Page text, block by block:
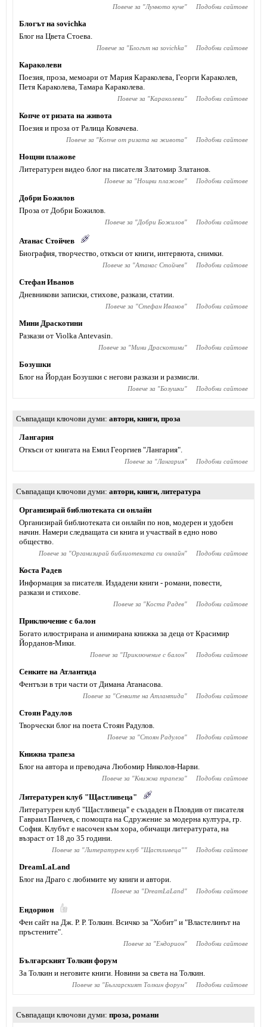
Повече за "Лунното куче" Подобни сайтове
Блогът на sovichka
Блог на Цвета Стоева.
Повече за "Блогът на sovichka" Подобни сайтове
Караколеви
Поезия, проза, мемоари от Мария Караколева, Георги Караколев,
Петя Караколева, Тамара Караколева.
Повече за "Караколеви" Подобни сайтове
Копче от ризата на живота
Поезия и проза от Ралица Ковачева.
Повече за "Копче от ризата на живота" Подобни сайтове
Нощни плажове
Литературен видео блог на писателя Златомир Златанов.
Повече за "Нощни плажове" Подобни сайтове
Добри Божилов
Проза от Добри Божилов.
Повече за "Добри Божилов" Подобни сайтове
Атанас Стойчев
Биография, творчество, откъси от книги, интервюта, снимки.
Повече за "Атанас Стойчев" Подобни сайтове
Стефан Иванов
Дневникови записки, стихове, разкази, статии.
Повече за "Стефан Иванов" Подобни сайтове
Мини Драскотини
Разкази от Violka Antevasin.
Повече за "Мини Драскотини" Подобни сайтове
Бозушки
Блог на Йордан Бозушки с негови разкази и размисли.
Повече за "Бозушки" Подобни сайтове
Съвпадащи ключови думи автори, книги, проза
Лангария
Откъси от книгата на Емил Георгиев "Лангария".
Повече за "Лангария" Подобни сайтове
Съвпадащи ключови думи автори, книги, литература
Организирай библиотеката си онлайн
Организирай библиотеката си онлайн по нов, модерен и удобен
начин. Намери следващата си книга и участвай в едно ново
общество.
Повече за "Организирай библиотеката си онлайн" Подобни сайтове
Коста Радев
Информация за писателя. Издадени книги - романи, повести,
разкази и стихове.
Повече за "Коста Радев" Подобни сайтове
Приключение с балон
Богато илюстрирана и анимирана книжка за деца от Красимир
Йорданов-Мики.
Повече за "Приключение с балон" Подобни сайтове
Сенките на Атлантида
Фентъзи в три части от Димана Атанасова.
Повече за "Сенките на Атлантида" Подобни сайтове
Стоян Радулов
Творчески блог на поета Стоян Радулов.
Повече за "Стоян Радулов" Подобни сайтове
Книжна трапеза
Блог на автора и преводача Любомир Николов-Нарви.
Повече за "Книжна трапеза" Подобни сайтове
Литературен клуб "Щастливеца"
Литературен клуб "Щастливеца" е създаден в Пловдив от писателя
Гавраил Панчев, с помощта на Сдружение за модерна култура, гр.
София. Клубът е насочен към хора, обичащи литературата, на
възраст от 18 до 35 години.
Повече за "Литературен клуб "Щастливеца"" Подобни сайтове
DreamLaLand
Блог на Драго с любимите му книги и автори.
Повече за "DreamLaLand" Подобни сайтове
Ендорион
Фен сайт на Дж. Р. Р. Толкин. Всичко за "Хобит" и "Властелинът на
пръстените".
Повече за "Ендорион" Подобни сайтове
Българският Толкин форум
За Толкин и неговите книги. Новини за света на Толкин.
Повече за "Българският Толкин форум" Подобни сайтове
Съвпадащи ключови думи проза, романи